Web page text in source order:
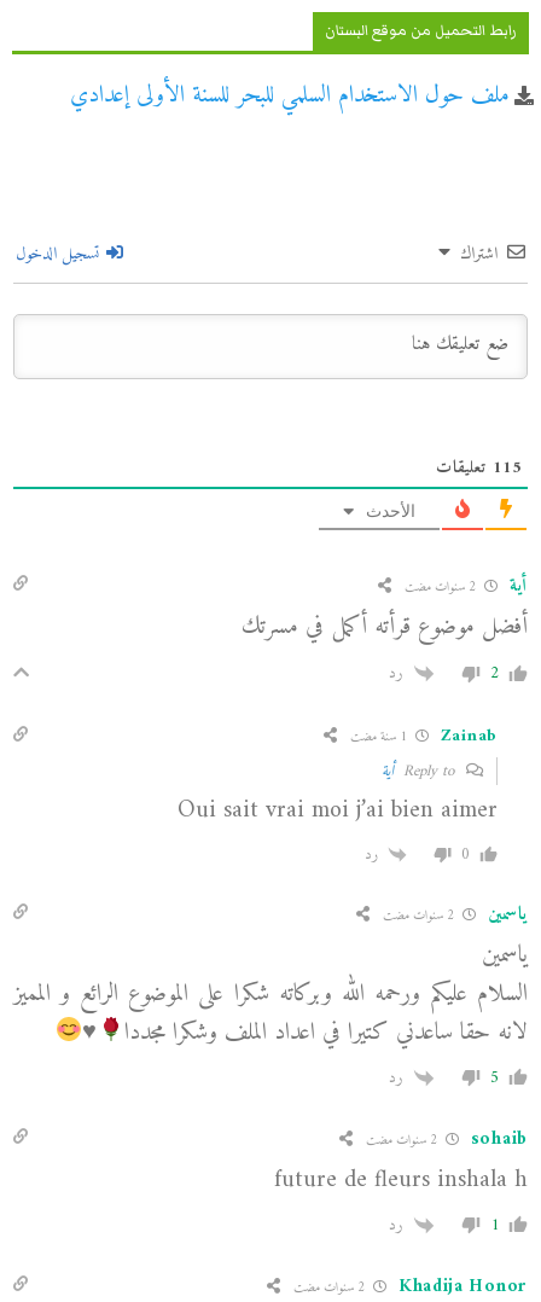
رابط التحميل من موقع البستان
ملف حول الاستخدام السلمي للبحر للسنة الأولى إعدادي
اشتراك تسجيل الدخول
115 تعليقات
الأحدث
أية
أفضل موضوع قرأته أكمل في مسرتك
2 رد
Zainab
Reply to أية
Oui sait vrai moi j’ai bien aimer
0 رد
ياسمين
ياسمين
السلام عليكم ورحمه الله وبركاته شكرا على الموضوع الرائع و المميز
لانه حقا ساعدني كتيرا في اعداد الملف وشكرا مجددا
♥️
5 رد
sohaib
future de fleurs inshala h
1 رد
Khadija Honor